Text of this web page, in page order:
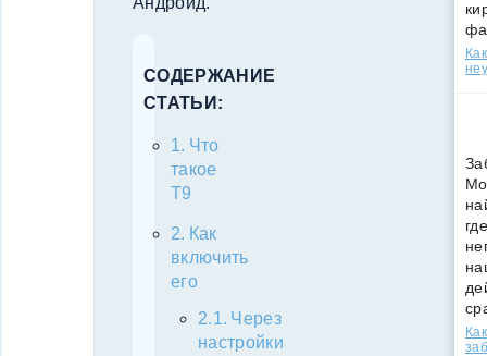
СОДЕРЖАНИЕ
СТАТЬИ:
Что
такое
Т9
Как
включить
его
Через
настройки